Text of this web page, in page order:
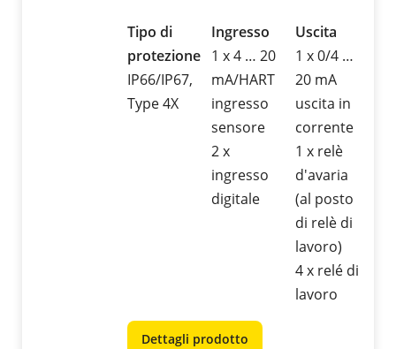
Tipo di
protezione
IP66/IP67,
Type 4X
Ingresso
1 x 4 … 20
mA/HART
ingresso
sensore
2 x
ingresso
digitale
Uscita
1 x 0/4 …
20 mA
uscita in
corrente
1 x relè
d'avaria
(al posto
di relè di
lavoro)
4 x relé di
lavoro
Dettagli prodotto